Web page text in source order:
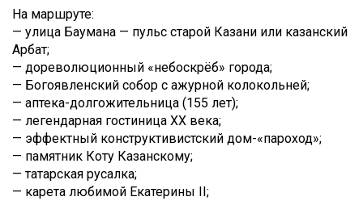
На маршруте:
— улица Баумана — пульс старой Казани или казанский
Арбат;
— дореволюционный «небоскрёб» города;
— Богоявленский собор с ажурной колокольней;
— аптека-долгожительница (155 лет);
— легендарная гостиница XX века;
— эффектный конструктивистский дом-«пароход»;
— памятник Коту Казанскому;
— татарская русалка;
— карета любимой Екатерины II;